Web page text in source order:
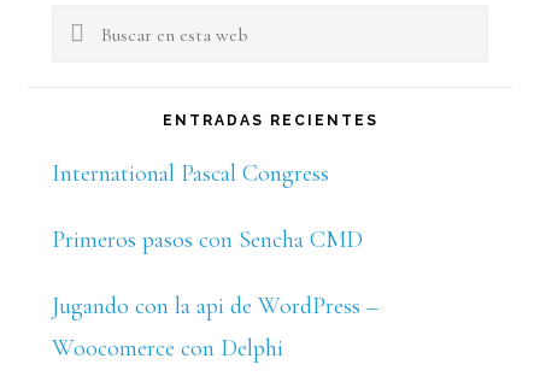
ENTRADAS RECIENTES
International Pascal Congress
Primeros pasos con Sencha CMD
Jugando con la api de WordPress –
Woocomerce con Delphi